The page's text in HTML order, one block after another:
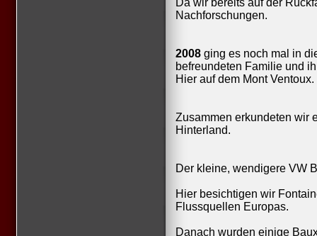
Da wir bereits auf der
Nachforschungen.
2008 ging es noch mal in
befreundeten Familie und
Hier auf dem Mont Ventoux.
Zusammen erkundeten wir
Hinterland.
Der kleine, wendigere VW
Hier besichtigen wir
Flussquellen Europas.
Danach wurden einige